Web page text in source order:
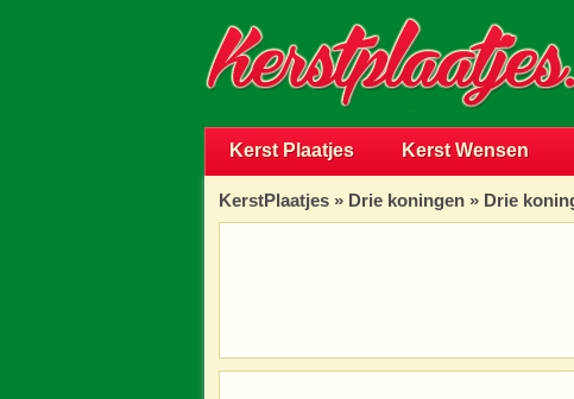
Kerst Plaatjes Kerst Wensen
KerstPlaatjes » Drie koningen » Drie